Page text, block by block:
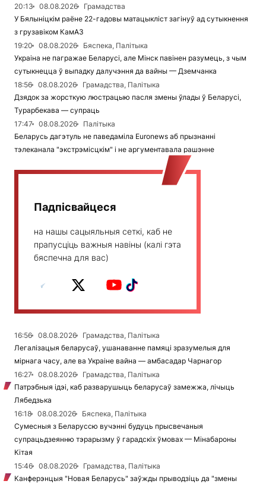
20:13 08.08.2026
Грамадства
У Бялыніцкім раёне 22-гадовы матацыкліст загінуў ад сутыкнення
з грузавіком КамАЗ
19:20
08.08.2026
Бяспека, Палітыка
Украіна не пагражае Беларусі, але Мінск павінен разумець, з чым
сутыкнецца ў выпадку далучэння да вайны — Дземчанка
18:56
08.08.2026
Грамадства, Палітыка
Дзядок за жорсткую люстрацыю пасля змены ўлады ў Беларусі,
Турарбекава — супраць
17:47
08.08.2026
Палітыка
Беларусь дагэтуль не паведаміла Euronews аб прызнанні
тэлеканала "экстрэмісцкім" і не аргументавала рашэнне
Падпісвайцеся
на нашы сацыяльныя сеткі, каб не
прапусціць важныя навіны (калі гэта
бяспечна для вас)
16:56 08.08.2026
Грамадства, Палітыка
Легалізацыя беларусаў, ушанаванне памяці зразумелыя для
мірнага часу, але ва Украіне вайна — амбасадар Чарнагор
16:27
08.08.2026
Грамадства, Палітыка
Патрэбныя ідэі, каб разварушыць беларусаў замежжа, лічыць
Лябедзька
16:18
08.08.2026
Бяспека, Палітыка
Сумесныя з Беларуссю вучэнні будуць прысвечаныя
супрацьдзеянню тэрарызму ў гарадскіх ўмовах — Мінабароны
Кітая
15:46
08.08.2026
Грамадства, Палітыка
Канферэнцыя "Новая Беларусь" заўжды прыводзіць да "змены